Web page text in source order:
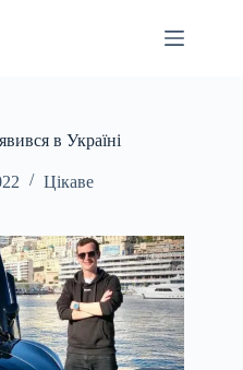
в Україні
Цікаве